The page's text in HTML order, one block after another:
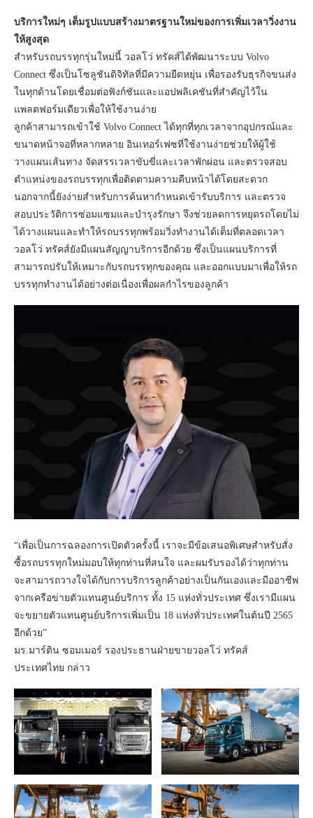
บริการใหม่ๆ เต็มรูปแบบสร้างมาตรฐานใหม่ของการเพิ่มเวลาวิ่งงาน
ให้สูงสุด
สำหรับรถบรรทุกรุ่นใหม่นี้ วอลโว่ ทรัคส์ได้พัฒนาระบบ Volvo
Connect ซึ่งเป็นโซลูชันดิจิทัลที่มีความยืดหยุ่น เพื่อรองรับธุรกิจขนส่ง
ในทุกด้านโดยเชื่อมต่อฟังก์ชันและแอปพลิเคชันที่สำคัญไว้ใน
แพลตฟอร์มเดียวเพื่อให้ใช้งานง่าย
ลูกค้าสามารถเข้าใช้ Volvo Connect ได้ทุกที่ทุกเวลาจากอุปกรณ์และ
ขนาดหน้าจอที่หลากหลาย อินเทอร์เฟซที่ใช้งานง่ายช่วยให้ผู้ใช้
วางแผนเส้นทาง จัดสรรเวลาขับขี่และเวลาพักผ่อน และตรวจสอบ
ตำแหน่งของรถบรรทุกเพื่อติดตามความคืบหน้าได้โดยสะดวก
นอกจากนี้ยังง่ายสำหรับการค้นหากำหนดเข้ารับบริการ และตรวจ
สอบประวัติการซ่อมแซมและบำรุงรักษา จึงช่วยลดการหยุดรถโดยไม่
ได้วางแผนและทำให้รถบรรทุกพร้อมวิ่งทำงานได้เต็มที่ตลอดเวลา
วอลโว่ ทรัคส์ยังมีแผนสัญญาบริการอีกด้วย ซึ่งเป็นแผนบริการที่
สามารถปรับให้เหมาะกับรถบรรทุกของคุณ และออกแบบมาเพื่อให้รถ
บรรทุกทำงานได้อย่างต่อเนื่องเพื่อผลกำไรของลูกค้า
“เพื่อเป็นการฉลองการเปิดตัวครั้งนี้ เราจะมีข้อเสนอพิเศษสำหรับสั่ง
ซื้อรถบรรทุกใหม่มอบให้ทุกท่านที่สนใจ และผมรับรองได้ว่าทุกท่าน
จะสามารถวางใจได้กับการบริการลูกค้าอย่างเป็นกันเองและมืออาชีพ
จากเครือข่ายตัวแทนศูนย์บริการ ทั้ง 15 แห่งทั่วประเทศ ซึ่งเรามีแผน
จะขยายตัวแทนศูนย์บริการเพิ่มเป็น 18 แห่งทั่วประเทศในต้นปี 2565
อีกด้วย”
มร.มาร์ติน ซอมเมอร์ รองประธานฝ่ายขายวอลโว่ ทรัคส์
ประเทศไทย กล่าว